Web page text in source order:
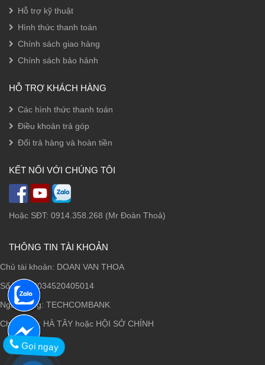
Hỗ trợ kỹ thuật
Hình thức thanh toán
Chính sách giao hàng
Chính sách bảo hảnh
HỖ TRỢ KHÁCH HÀNG
Các hình thức thanh toán
Điều khoản trả góp
Đổi trả hàng và hoàn tiền
KẾT NỐI VỚI CHÚNG TÔI
Hoặc SĐT: 0914.358.268 (Mr Đoàn Thoả)
THÔNG TIN TÀI KHOẢN
Chủ tài khoản: DOAN VAN THOA
Số TK: 19034520405014
Ngân hàng: TECHCOMBANK
Chi nhánh: HÀ TÂY hoặc HỘI SỞ CHÍNH
Gọi ngay